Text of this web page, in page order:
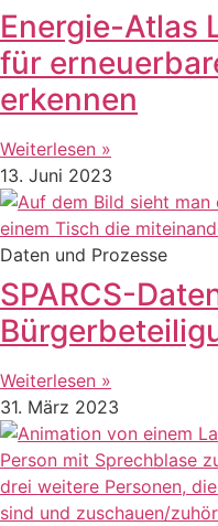
Energie-Atlas
für
erkennen
Weiterlesen »
13. Juni 2023
Daten und Prozesse
SPARCS-
Weiterlesen »
31. März 2023